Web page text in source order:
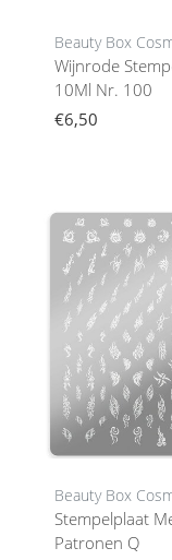
Beauty Box
Wijnrode
10Ml Nr. 100
€6,50
Beauty Box
Stempelplaat
Patronen Q